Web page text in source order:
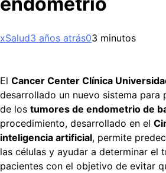
xSalud3 años atrás03 minutos
El Cancer Center Clínica
desarrollado un nuevo sistema para
de los tumores de endometrio de
procedimiento, desarrollado en el
inteligencia artificial, permite
las células y ayudar a determinar el
pacientes con el objetivo de evitar